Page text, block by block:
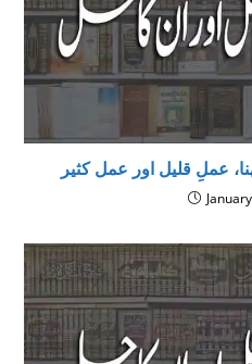
عملِ قليل اور عمل كثير